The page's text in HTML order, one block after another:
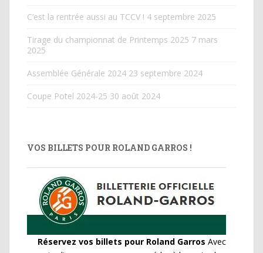
C’est la rentrée aussi au TCCV ! 4 septembre 2025
Tirage du championnat de Printemps 2025 7 mars
2025
Assemblée Générale 2024 23 septembre 2024
Coupe Potel 2024-25 30 août 2024
VOS BILLETS POUR ROLAND GARROS !
Réservez vos billets pour Roland Garros Avec